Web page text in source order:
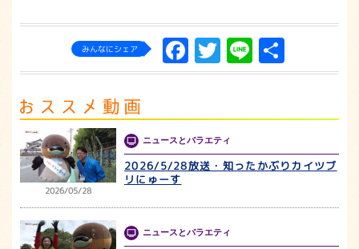
みんなにシェア Facebook
Twitter
Line
有
2026/05/28
ニュースとバラエティ
2026/5/28放送・知ったかぶりカイツブ
リにゅーす
ニュースとバラエティ